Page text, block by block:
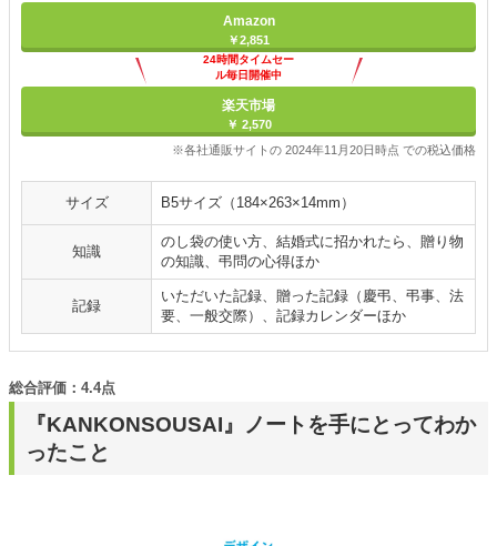
Amazon
￥2,851
24時間タイムセー
ル毎日開催中
楽天市場
￥ 2,570
※各社通販サイトの 2024年11月20日時点 での税込価格
サイズ B5サイズ（184×263×14mm）
知識
のし袋の使い方、結婚式に招かれたら、贈り物
の知識、弔問の心得ほか
記録
いただいた記録、贈った記録（慶弔、弔事、法
要、一般交際）、記録カレンダーほか
『KANKONSOUSAI』ノートを手にとってわか
ったこと
総合評価：4.4点